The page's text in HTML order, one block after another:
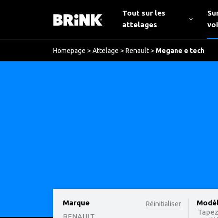
Tout sur les
attelages
Homepage > Attelage > Renault > Megane e tech
Réinitialiser
Marque
RENAULT
option